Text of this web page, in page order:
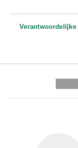
Verantwoordelijke